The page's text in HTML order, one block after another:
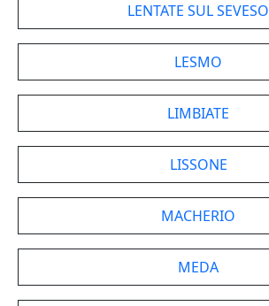
LENTATE SUL SEVESO
LESMO
LIMBIATE
LISSONE
MACHERIO
MEDA